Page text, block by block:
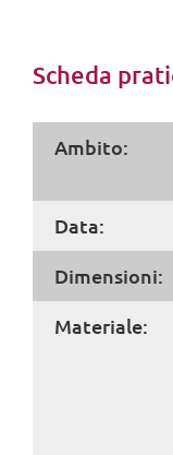
Scheda
Ambito:
Data:
Dimensioni:
Materiale: